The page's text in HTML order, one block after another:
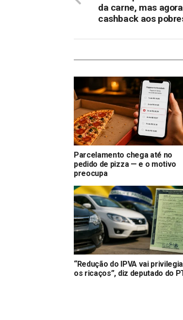
da carne, mas
cashback aos
Parcelamento chega até no
pedido de pizza — e o motivo
preocupa
“Redução do IPVA vai
os ricaços”, diz deputado do